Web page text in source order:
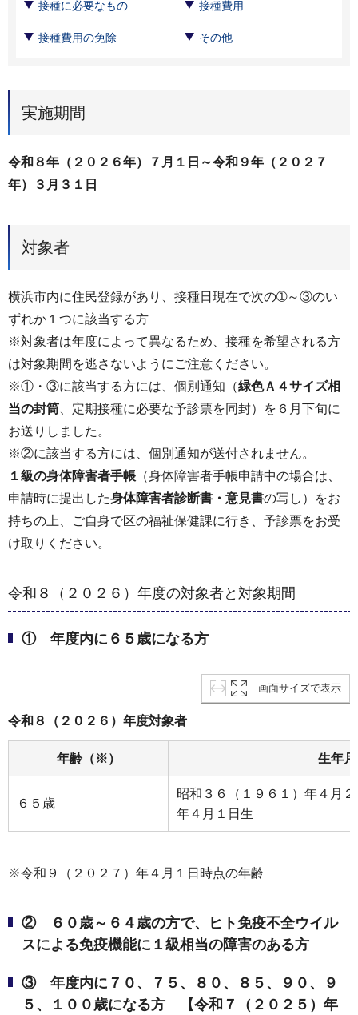
接種に必要なもの 接種費用
接種費用の免除 その他
実施期間
令和８年（２０２６年）７月１日～令和９年（２０２７
年）３月３１日
対象者
横浜市内に住民登録があり、接種日現在で次の➀～③のい
ずれか１つに該当する方
※対象者は年度によって異なるため、接種を希望される方
は対象期間を逃さないようにご注意ください。
※①・③に該当する方には、個別通知（緑色Ａ４サイズ相
当の封筒 、定期接種に必要な予診票を同封）を６月下旬に
お送りしました。
※②に該当する方には、個別通知が送付されません。
１級の身体障害者手帳 （身体障害者手帳申請中の場合は、
申請時に提出した身体障害者診断書・意見書の写し）をお
持ちの上、ご自身で区の福祉保健課に行き、予診票をお受
け取りください。
令和８（２０２６）年度の対象者と対象期間
① 年度内に６５歳になる方
画面サイズで表示
令和８（２０２６）年度対象者
年齢（※） 生年
６５歳
昭和３６（１９６１）年４月
年４月１日生
※令和９（２０２７）年４月１日時点の年齢
② ６０歳～６４歳の方で、ヒト免疫不全ウイル
スによる免疫機能に１級相当の障害のある方
③ 年度内に７０、７５、８０、８５、９０、９
５、１００歳になる方 【令和７（２０２５）年